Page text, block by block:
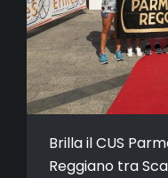
Brilla il CUS
Reggiano tra